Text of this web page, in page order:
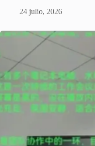
24 julio, 2026